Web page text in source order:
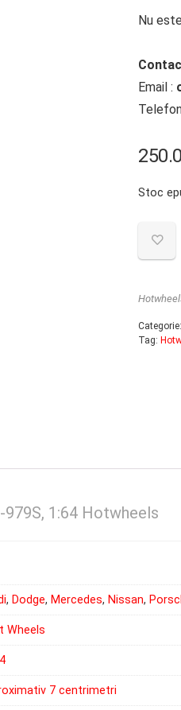
Nu
Email :
Stoc
Categorie:
Tag:
1:64 Hotwheels
, Dodge, Mercedes, Nissan,
Wheels
7 centrimetri